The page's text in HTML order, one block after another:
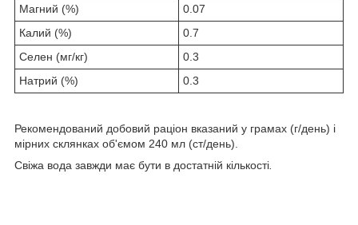
Магний (%)
0.07
Калий (%)
0.7
Ceлeн (мг/кг)
0.3
Натрий (%)
0.3
Рекомендований добовий раціон вказаний у грамах (г/день) і
мірних склянках об'ємом 240 мл (ст/день).
Свіжа вода завжди має бути в достатній кількості